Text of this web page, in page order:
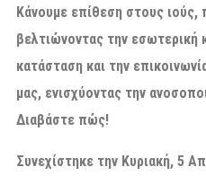
Κάνουμε επίθεση στους ιούς,
βελτιώνοντας την εσωτερική
κατάσταση και την
μας, ενισχύοντας την
Διαβάστε πώς!
Συνεχίστηκε την Κυριακή, 5